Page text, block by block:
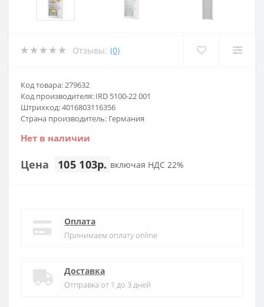
Отзывы: (0)
Код товара: 279632
Код производителя: IRD 5100-22 001
Штрихкод: 4016803116356
Страна производитель: Германия
Нет в наличии
Цена 105 103р. включая НДС 22%
Оплата
Принимаем оплату online
Доставка
Отправка от 1 до 3 дней